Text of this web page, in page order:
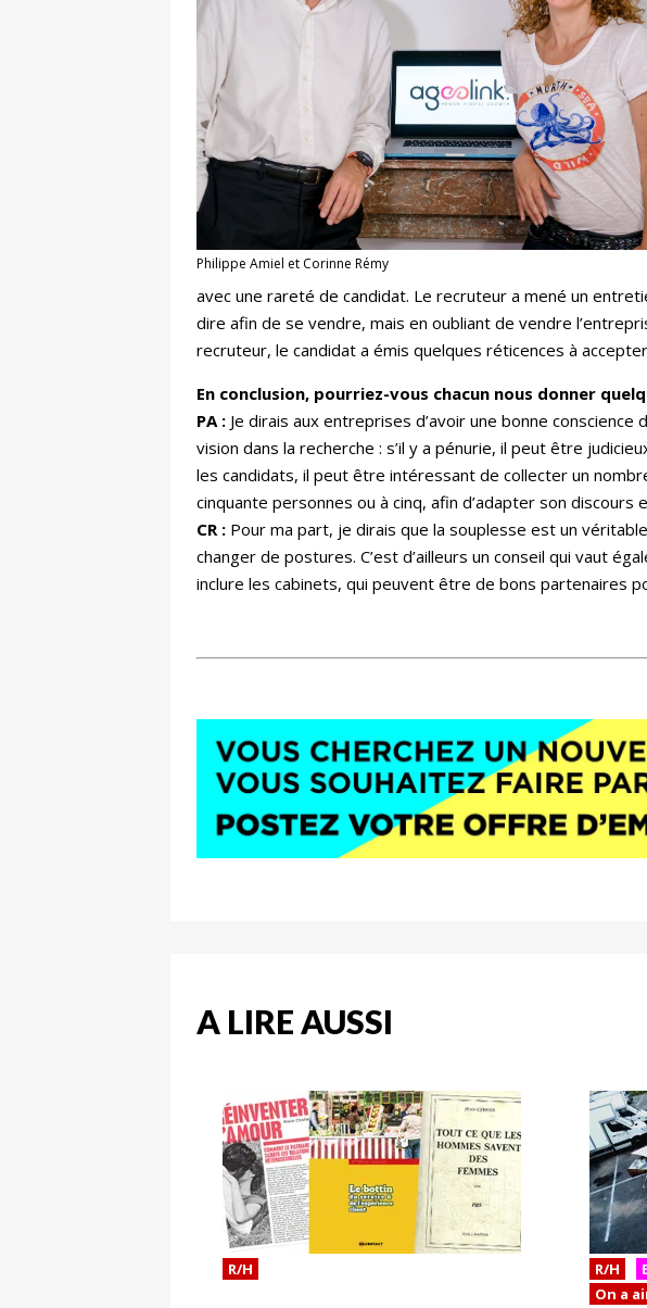
Philippe Amiel et Corinne Rémy
avec une rareté de candidat. Le recruteur a mené un
dire afin de se vendre, mais en oubliant de vendre
recruteur, le candidat a émis quelques réticences à
En conclusion, pourriez-vous chacun nous donner
PA : Je dirais aux entreprises d’avoir une bonne
vision dans la recherche : s’il y a pénurie, il peut être
les candidats, il peut être intéressant de collecter un
cinquante personnes ou à cinq, afin d’adapter son discours
CR : Pour ma part, je dirais que la souplesse est un
changer de postures. C’est d’ailleurs un conseil qui vaut
inclure les cabinets, qui peuvent être de bons partenaires
A LIRE AUSSI
R/H R/H
On a